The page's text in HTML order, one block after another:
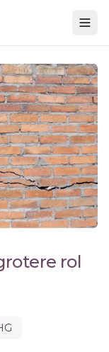
rol